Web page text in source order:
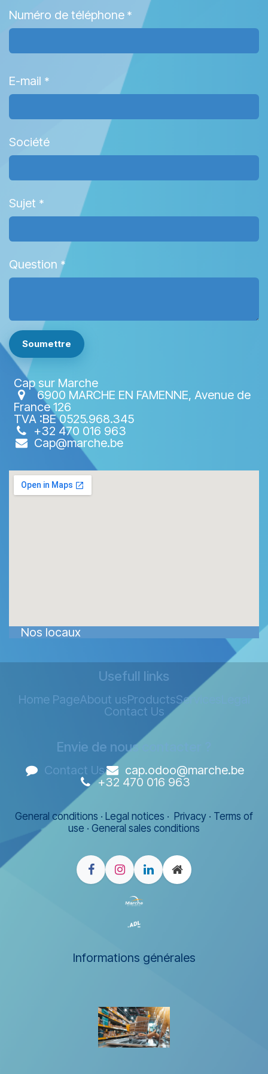
Numéro de téléphone *
E-mail *
Société
Sujet *
Question *
Soumettre
Cap sur Marche
6900 MARCHE EN FAMENNE, Avenue de
France 126
TVA :BE 0525.968.345
+32 470 016 963​
Cap@marche.be
Nos locaux
Usefull links
Home PageAbout usProductsServices
Contact Us
Envie de nous contacter ?
Contact Us
cap.odoo@marche.be
+32 470 016 963
General conditions · Legal notices · Privacy · Terms of
use · General sales conditions
Informations générales